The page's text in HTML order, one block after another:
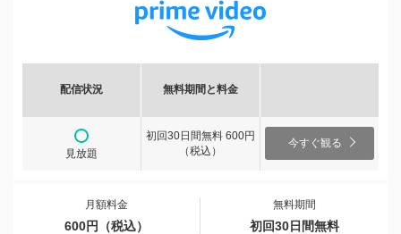
配信状況 無料期間と料金
見放題
初回30日間無料 600円
（税込）
今すぐ観る
月額料金
600円（税込）
無料期間
初回30日間無料